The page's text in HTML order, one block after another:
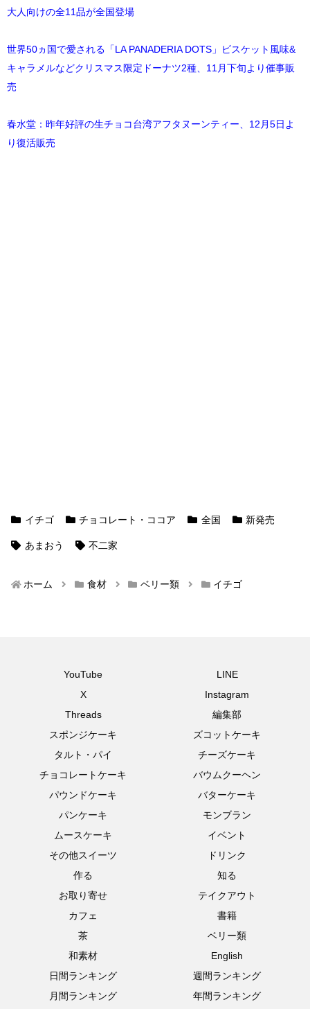
大人向けの全11品が全国登場
世界50ヵ国で愛される「LA PANADERIA DOTS」ビスケット風味&
キャラメルなどクリスマス限定ドーナツ2種、11月下旬より催事販
売
春水堂：昨年好評の生チョコ台湾アフタヌーンティー、12月5日よ
り復活販売
イチゴ チョコレート・ココア 全国 新発売
あまおう 不二家
ホーム 食材 ベリー類 イチゴ
YouTube
LINE
X
Instagram
Threads
編集部
スポンジケーキ
ズコットケーキ
タルト・パイ
チーズケーキ
チョコレートケーキ
バウムクーヘン
パウンドケーキ
バターケーキ
パンケーキ
モンブラン
ムースケーキ
イベント
その他スイーツ
ドリンク
作る
知る
お取り寄せ
テイクアウト
カフェ
書籍
茶
ベリー類
和素材
English
日間ランキング
週間ランキング
月間ランキング
年間ランキング